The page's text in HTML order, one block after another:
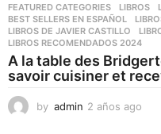
FEATURED CATEGORIES ,LIBROS ,
BEST SELLERS EN ESPAÑOL
,
LIBROS DE JAVIER CASTILLO
,
LIBROS RECOMENDADOS 2024
A la table des
savoir cuisiner et
by admin 2 años ago